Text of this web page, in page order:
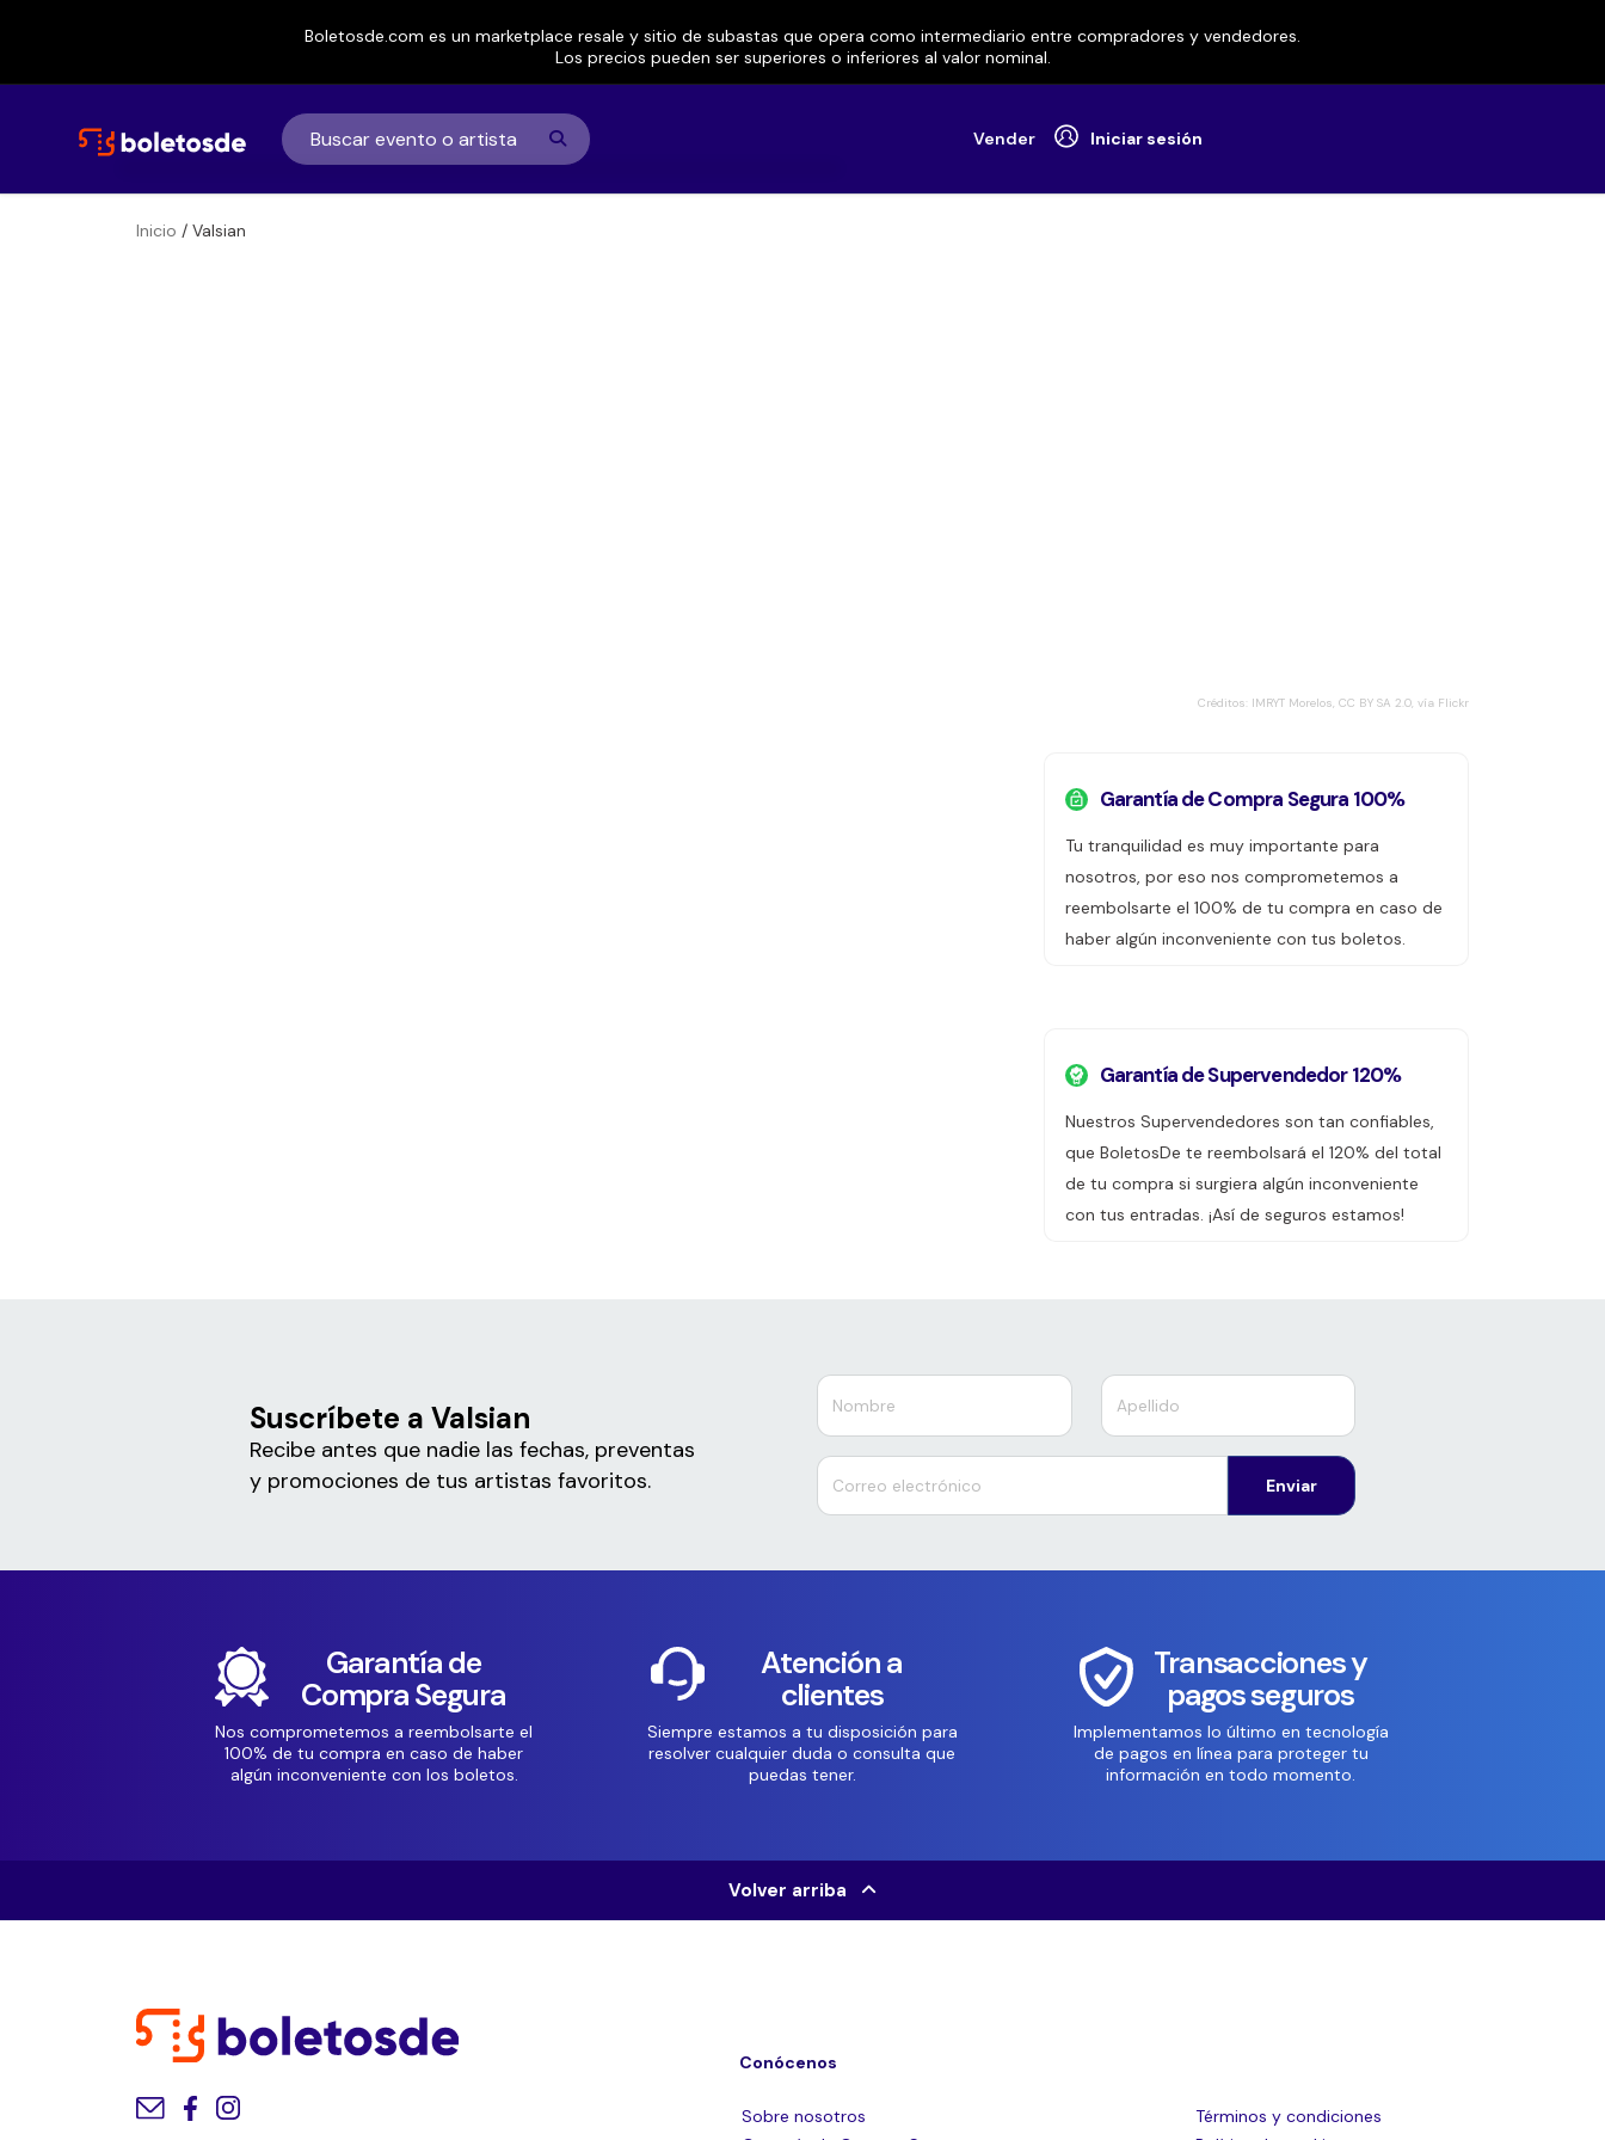
Boletosde.com es un marketplace resale y sitio de subastas que opera como intermediario entre compradores y vendedores.
Los precios pueden ser superiores o inferiores al valor nominal.
Vender Iniciar sesión
Inicio / Valsian
Créditos: IMRYT Morelos, CC BY SA 2.0, vía Flickr
Garantía de Compra Segura 100%
Tu tranquilidad es muy importante para
nosotros, por eso nos comprometemos a
reembolsarte el 100% de tu compra en caso de
haber algún inconveniente con tus boletos.
Garantía de Supervendedor 120%
Nuestros Supervendedores son tan confiables,
que BoletosDe te reembolsará el 120% del total
de tu compra si surgiera algún inconveniente
con tus entradas. ¡Así de seguros estamos!
Suscríbete a Valsian
Recibe antes que nadie las fechas, preventas
y promociones de tus artistas favoritos.
Enviar
Garantía de
Compra Segura
Nos comprometemos a reembolsarte el
100% de tu compra en caso de haber
algún inconveniente con los boletos.
Atención a
clientes
Siempre estamos a tu disposición para
resolver cualquier duda o consulta que
puedas tener.
Transacciones y
pagos seguros
Implementamos lo último en tecnología
de pagos en línea para proteger tu
información en todo momento.
Volver arriba
Conócenos
Sobre nosotros
Términos y condiciones